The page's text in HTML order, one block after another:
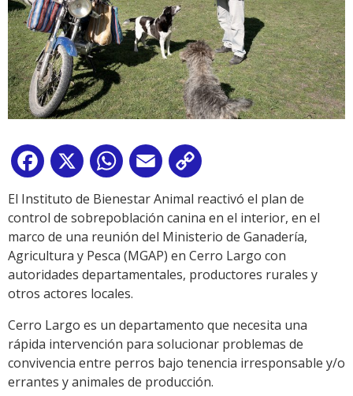
Facebook
X WhatsApp
Email
Link
El Instituto de Bienestar Animal reactivó el plan de
control de sobrepoblación canina en el interior, en el
marco de una reunión del Ministerio de Ganadería,
Agricultura y Pesca (MGAP) en Cerro Largo con
autoridades departamentales, productores rurales y
otros actores locales.
Cerro Largo es un departamento que necesita una
rápida intervención para solucionar problemas de
convivencia entre perros bajo tenencia irresponsable y/o
errantes y animales de producción.